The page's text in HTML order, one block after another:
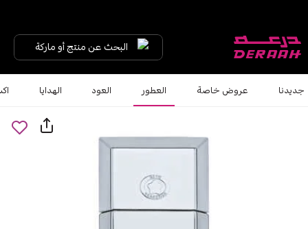
البحث عن منتج أو ماركة
جديدنا عروض خاصة العطور العود الهدايا